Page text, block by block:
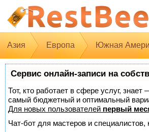
Азия Европа Южная
Сервис онлайн-записи на
Тот, кто работает в сфере услуг,
самый бюджетный и оптимальный
Для новых пользователей первый
Чат-бот для мастеров и